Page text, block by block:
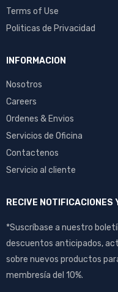
Terms of Use
Politicas de Privacidad
INFORMACION
Nosotros
Careers
Ordenes & Envios
Servicios de Oficina
Contactenos
Servicio al cliente
RECIVE NOTIFICACIONES
*Suscríbase a nuestro
descuentos anticipados,
sobre nuevos productos
membresía del 10%.